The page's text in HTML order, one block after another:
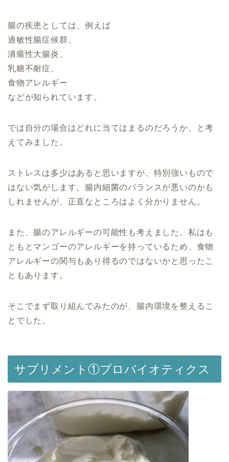
腸の疾患としては、例えば
過敏性腸症候群、
潰瘍性大腸炎、
乳糖不耐症、
食物アレルギー
などが知られています。
では自分の場合はどれに当てはまるのだろうか、と考
えてみました。
ストレスは多少はあると思いますが、特別強いもので
はない気がします。腸内細菌のバランスが悪いのかも
しれませんが、正直なところはよく分かりません。
また、腸のアレルギーの可能性も考えました。私はも
ともとマンゴーのアレルギーを持っているため、食物
アレルギーの関与もあり得るのではないかと思ったこ
ともあります。
そこでまず取り組んでみたのが、腸内環境を整えるこ
とでした。
サプリメント①プロバイオティクス